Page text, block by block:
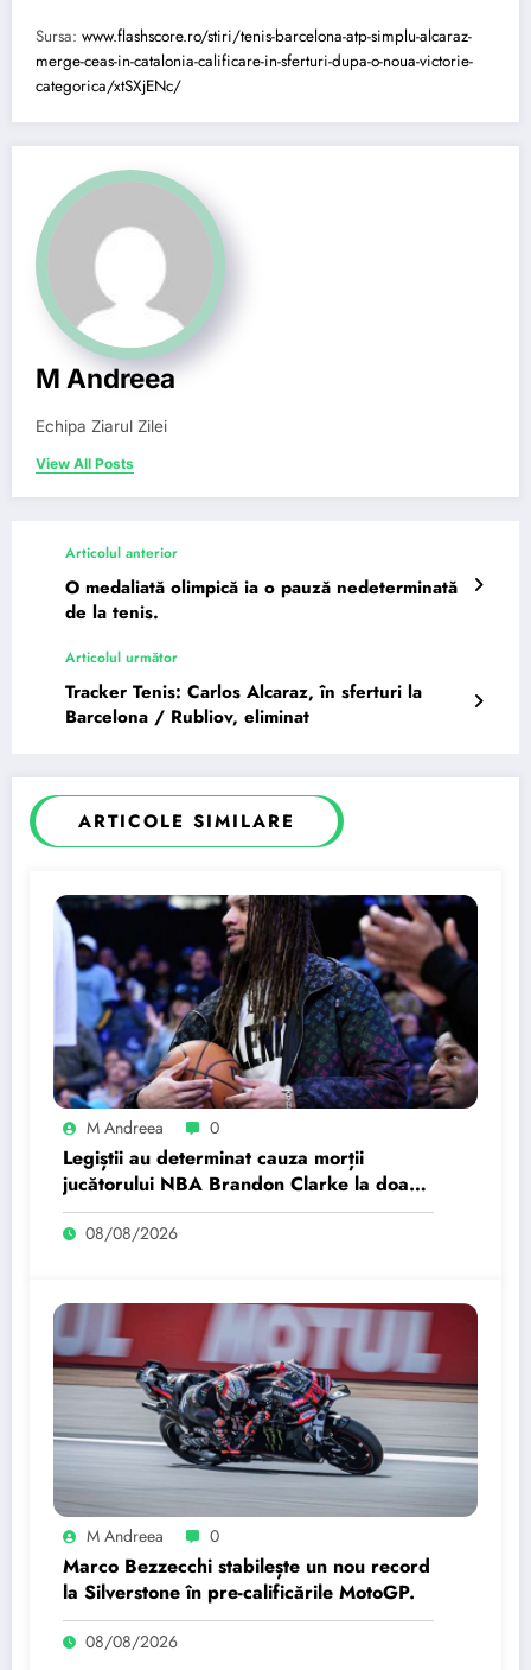
Sursa: www.flashscore.ro/stiri/tenis-barcelona-atp-simplu-alcaraz-
merge-ceas-in-catalonia-calificare-in-sferturi-dupa-o-noua-victorie-
categorica/xtSXjENc/
M Andreea
Echipa Ziarul Zilei
View All Posts
Articolul anterior
O medaliată olimpică ia o pauză nedeterminată
de la tenis.
Articolul următor
Tracker Tenis: Carlos Alcaraz, în sferturi la
Barcelona / Rubliov, eliminat
ARTICOLE SIMILARE
M Andreea 0
Legiștii au determinat cauza morții
jucătorului NBA Brandon Clarke la doar
29 de ani
08/08/2026
M Andreea 0
Marco Bezzecchi stabilește un nou record
la Silverstone în pre-calificările MotoGP.
08/08/2026